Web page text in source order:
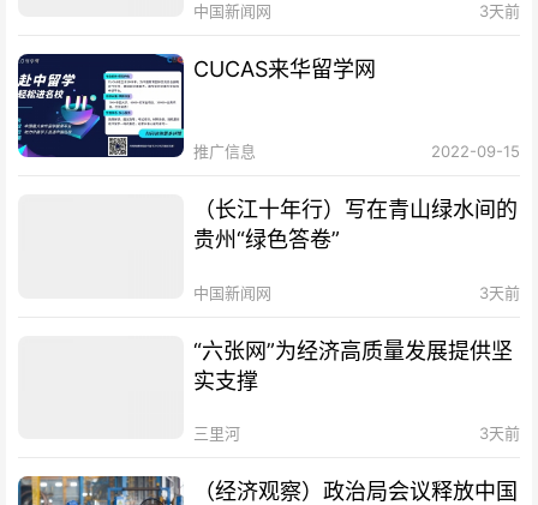
中国新闻网 3天前
CUCAS来华留学网
推广信息 2022-09-15
（长江十年行）写在青山绿水间的
贵州“绿色答卷”
中国新闻网 3天前
“六张网”为经济高质量发展提供坚
实支撑
三里河 3天前
（经济观察）政治局会议释放中国